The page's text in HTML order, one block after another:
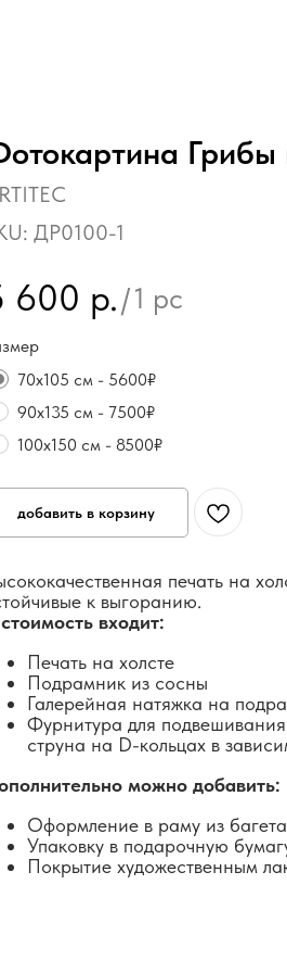
ДР0100-1
600 р./1 pc
70х105 см - 5600₽
90х135 см - 7500₽
100х150 см - 8500₽
добавить в корзину
печать на
к выгоранию.
входит:
Печать на холсте
Подрамник из сосны
Галерейная натяжка на
Фурнитура для
струна на D-кольцах в
можно добавить:
Оформление в раму из багета
Упаковку в подарочную
Покрытие художественным